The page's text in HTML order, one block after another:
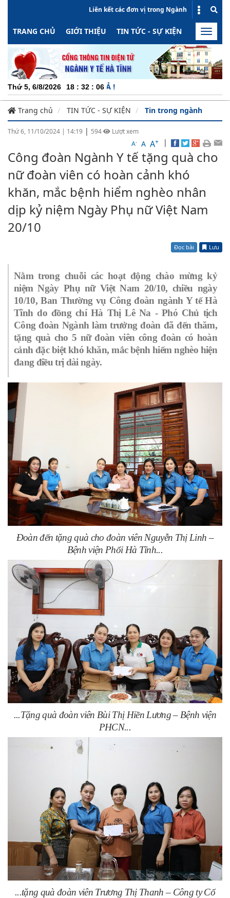
Liên kết các đơn vị trong Ngành
TRANG CHỦ GIỚI THIỆU TIN TỨC - SỰ KIỆN HOẠT
Toggle
Thứ 5, 6/8/2026 18 : 32 : 07
Trang chủ TIN TỨC - SỰ KIỆN Tin trong ngành
Thứ 6, 11/10/2024 | 14:19 | 594
Lượt xem
A- A A+ |
Công đoàn Ngành Y tế tặng quà cho
nữ đoàn viên có hoàn cảnh khó
khăn, mắc bệnh hiểm nghèo nhân
dịp kỷ niệm Ngày Phụ nữ Việt Nam
20/10
Đọc bài Lưu
Nằm trong chuỗi các hoạt động chào mừng kỷ
niệm Ngày Phụ nữ Việt Nam 20/10, chiều ngày
10/10, Ban Thường vụ Công đoàn ngành Y tế Hà
Tĩnh do đồng chí Hà Thị Lê Na - Phó Chủ tịch
Công đoàn Ngành làm trưởng đoàn đã đến thăm,
tặng quà cho 5 nữ đoàn viên công đoàn có hoàn
cảnh đặc biệt khó khăn, mắc bệnh hiểm nghèo hiện
đang điều trị dài ngày.
Đoàn đến tặng quà cho đoàn viên Nguyễn Thị Linh –
Bệnh viện Phổi Hà Tĩnh...
...Tặng quà đoàn viên Bùi Thị Hiền Lương – Bệnh viện
PHCN...
...tặng quà đoàn viên Trương Thị Thanh – Công ty Cổ